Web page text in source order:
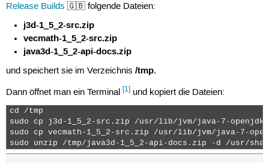
Release Builds 🇬🇧 folgende Dateien:
j3d-1_5_2-src.zip
vecmath-1_5_2-src.zip
java3d-1_5_2-api-docs.zip
und speichert sie im Verzeichnis /tmp.
Dann öffnet man ein Terminal [1]und kopiert die Dateien:
cd /tmp
sudo cp j3d-1_5_2-src.zip /usr/lib/jvm/java-7-openjdk/
sudo cp vecmath-1_5_2-src.zip /usr/lib/jvm/java-7-
sudo unzip /tmp/java3d-1_5_2-api-docs.zip -d /usr/